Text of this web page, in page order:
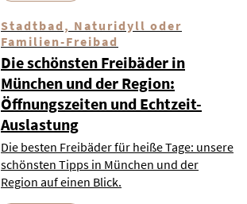
Stadtbad, Naturidyll oder
Familien-Freibad
Die schönsten Freibäder in
München und der Region:
Öffnungszeiten und Echtzeit-
Auslastung
Die besten Freibäder für heiße Tage: unsere
schönsten Tipps in München und der
Region auf einen Blick.